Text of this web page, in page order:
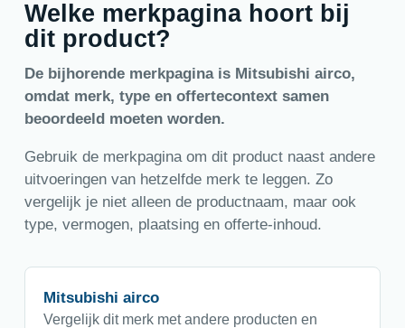
Welke merkpagina hoort bij
dit product?
De bijhorende merkpagina is Mitsubishi airco,
omdat merk, type en offertecontext samen
beoordeeld moeten worden.
Gebruik de merkpagina om dit product naast andere
uitvoeringen van hetzelfde merk te leggen. Zo
vergelijk je niet alleen de productnaam, maar ook
type, vermogen, plaatsing en offerte-inhoud.
Mitsubishi airco
Vergelijk dit merk met andere producten en